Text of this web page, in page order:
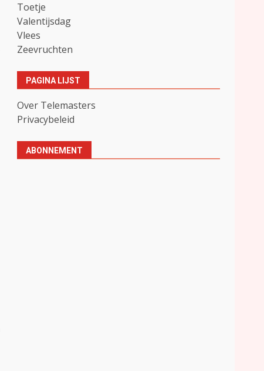
Toetje
Valentijsdag
Vlees
Zeevruchten
PAGINA LIJST
Over Telemasters
Privacybeleid
ABONNEMENT